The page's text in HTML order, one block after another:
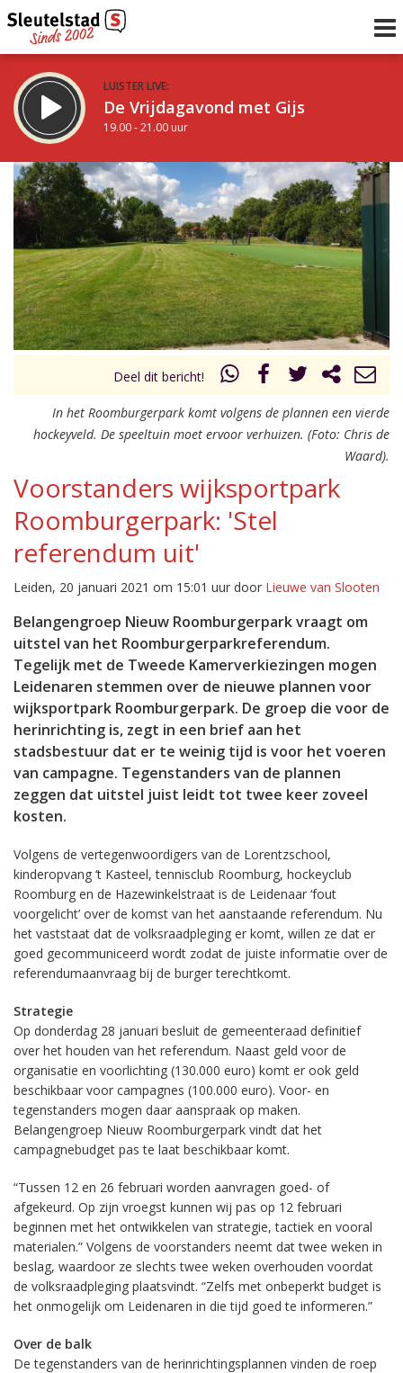
LUISTER LIVE:
De Vrijdagavond met Gijs
19.00 - 21.00 uur
STRAKS:
De avond van Sleutelstad
21.00 - 0.00 uur
Vorig uur
uur 1 van 0 Volgend uur
Inklappen
Deel dit bericht!
In het Roomburgerpark komt volgens de plannen een vierde
hockeyveld. De speeltuin moet ervoor verhuizen. (Foto: Chris de
Waard).
Voorstanders wijksportpark
Roomburgerpark: 'Stel
referendum uit'
Leiden, 20 januari 2021 om 15:01 uur door Lieuwe van Slooten
Belangengroep Nieuw Roomburgerpark vraagt om
uitstel van het Roomburgerparkreferendum.
Tegelijk met de Tweede Kamerverkiezingen mogen
Leidenaren stemmen over de nieuwe plannen voor
wijksportpark Roomburgerpark. De groep die voor de
herinrichting is, zegt in een brief aan het
stadsbestuur dat er te weinig tijd is voor het voeren
van campagne. Tegenstanders van de plannen
zeggen dat uitstel juist leidt tot twee keer zoveel
kosten.
Volgens de vertegenwoordigers van de Lorentzschool,
kinderopvang ‘t Kasteel, tennisclub Roomburg, hockeyclub
Roomburg en de Hazewinkelstraat is de Leidenaar ‘fout
voorgelicht’ over de komst van het aanstaande referendum. Nu
het vaststaat dat de volksraadpleging er komt, willen ze dat er
goed gecommuniceerd wordt zodat de juiste informatie over de
referendumaanvraag bij de burger terechtkomt.
Strategie
Op donderdag 28 januari besluit de gemeenteraad definitief
over het houden van het referendum. Naast geld voor de
organisatie en voorlichting (130.000 euro) komt er ook geld
beschikbaar voor campagnes (100.000 euro). Voor- en
tegenstanders mogen daar aanspraak op maken.
Belangengroep Nieuw Roomburgerpark vindt dat het
campagnebudget pas te laat beschikbaar komt.
“Tussen 12 en 26 februari worden aanvragen goed- of
afgekeurd. Op zijn vroegst kunnen wij pas op 12 februari
beginnen met het ontwikkelen van strategie, tactiek en vooral
materialen.” Volgens de voorstanders neemt dat twee weken in
beslag, waardoor ze slechts twee weken overhouden voordat
de volksraadpleging plaatsvindt. “Zelfs met onbeperkt budget is
het onmogelijk om Leidenaren in die tijd goed te informeren.”
Over de balk
De tegenstanders van de herinrichtingsplannen vinden de roep